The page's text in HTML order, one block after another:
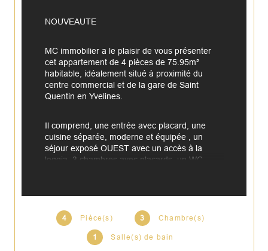
4 Pièce(s) 3 Chambre(s)
1 Salle(s) de bain
NOUVEAUTE
MC immobilier a le plaisir de vous présenter
cet appartement de 4 pièces de 75.95m²
habitable, idéalement situé à proximité du
centre commercial et de la gare de Saint
Quentin en Yvelines.
Il comprend, une entrée avec placard, une
cuisine séparée, moderne et équipée , un
séjour exposé OUEST avec un accès à la
loggia, 3 chambres avec placards, un WC
compléter les belles prestations de cet
LES PLUS: proximité gare et commerces à
pied, belles prestations cave et box, double